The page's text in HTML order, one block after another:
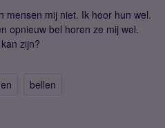
mensen mij niet. Ik hoor hun wel.
opnieuw bel horen ze mij wel.
zijn?
bellen